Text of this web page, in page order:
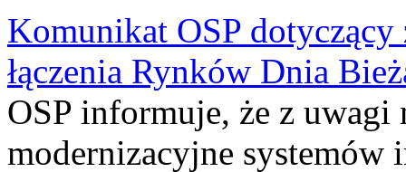
Komunikat OSP dotyczący
łączenia Rynków Dnia
OSP informuje, że z uwagi
modernizacyjne